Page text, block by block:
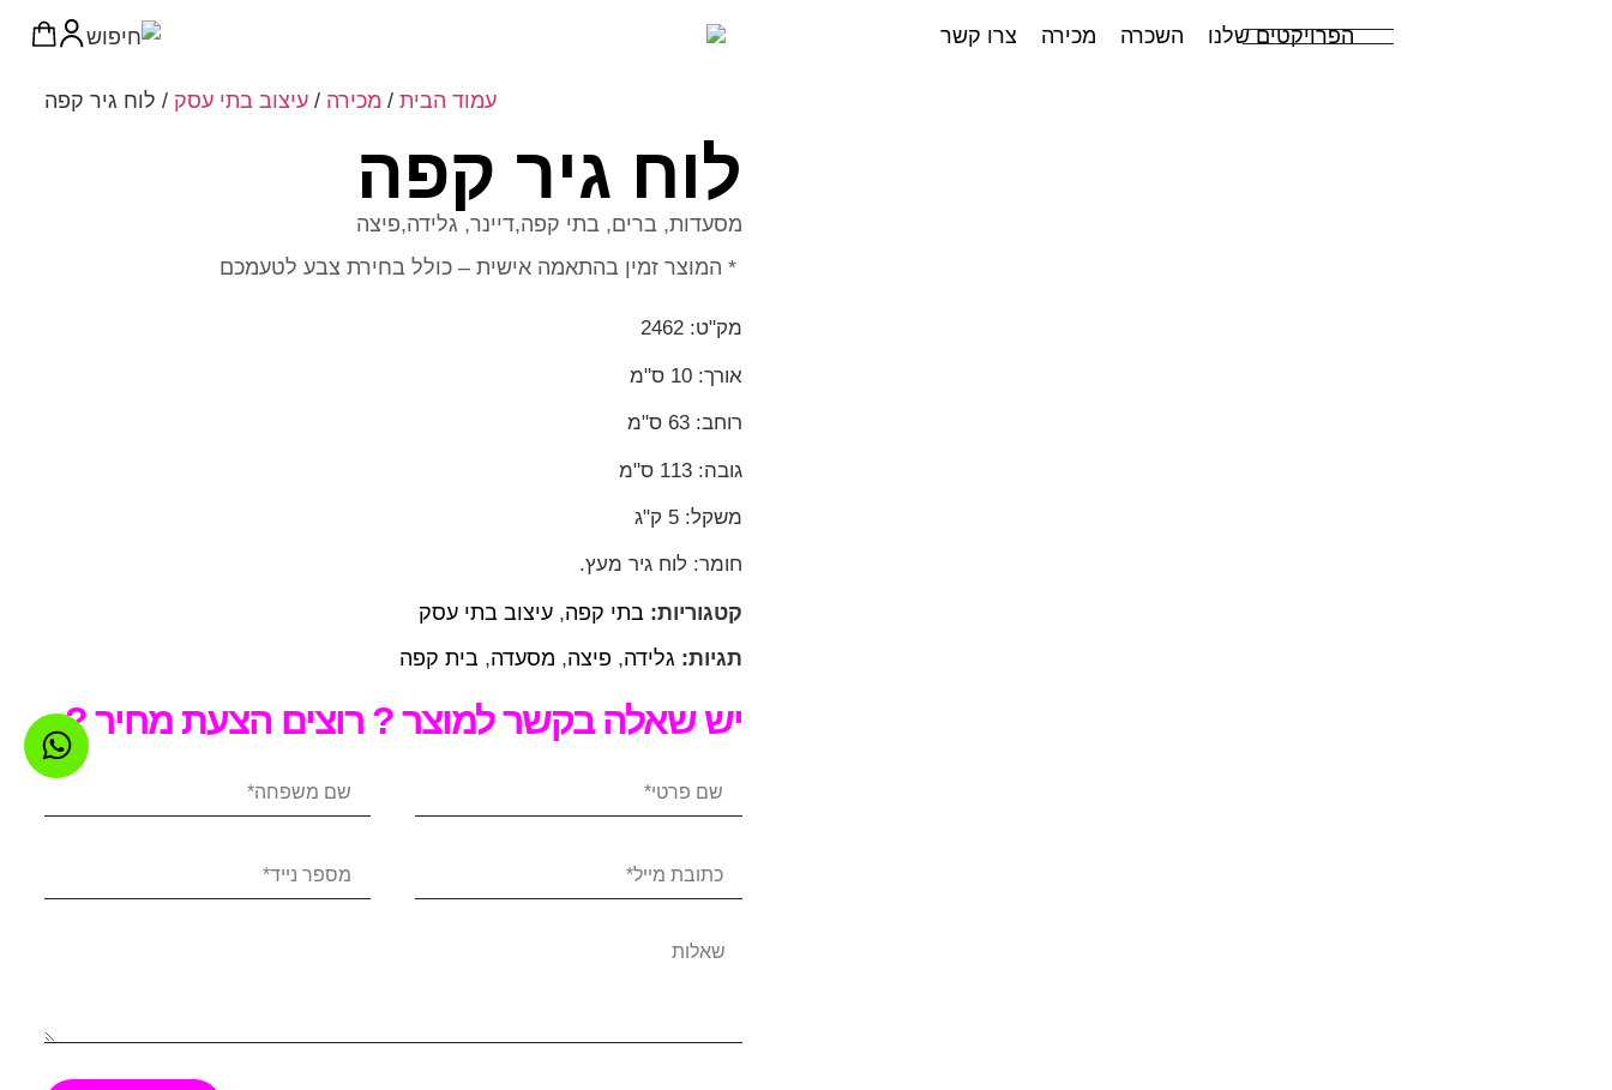
הפרויקטים שלנו השכרה מכירה צרו קשר
עמוד הבית / מכירה /עיצוב בתי עסק / לוח גיר קפה
לוח גיר קפה
מסעדות, ברים, בתי קפה,דיינר, גלידה,פיצה
* המוצר זמין בהתאמה אישית – כולל בחירת צבע לטעמכם
מק"ט: 2462
אורך: 10 ס"מ
רוחב: 63 ס"מ
גובה: 113 ס"מ
משקל: 5 ק"ג
חומר: לוח גיר מעץ.
קטגוריות: בתי קפה, עיצוב בתי עסק
תגיות: גלידה, פיצה, מסעדה, בית קפה
יש שאלה בקשר למוצר ? רוצים הצעת מחיר ?